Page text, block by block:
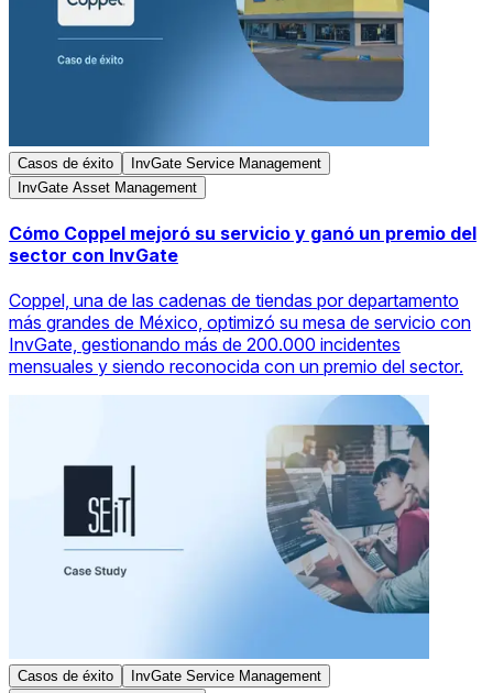
Casos de éxito
InvGate Service Management
InvGate Asset Management
Cómo Coppel mejoró su servicio y ganó un premio del
sector con InvGate
Coppel, una de las cadenas de tiendas por departamento
más grandes de México, optimizó su mesa de servicio con
InvGate, gestionando más de 200.000 incidentes
mensuales y siendo reconocida con un premio del sector.
Casos de éxito
InvGate Service Management